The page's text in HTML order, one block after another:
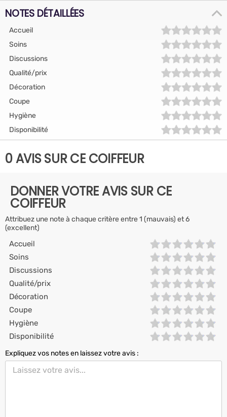
NOTES DÉTAILLÉES
Accueil
Soins
Discussions
Qualité/prix
Décoration
Coupe
Hygiène
Disponibilité
0 AVIS SUR CE COIFFEUR
DONNER VOTRE AVIS SUR CE
COIFFEUR
Attribuez une note à chaque critère entre 1 (mauvais) et 6
(excellent)
Accueil
Soins
Discussions
Qualité/prix
Décoration
Coupe
Hygiène
Disponibilité
Expliquez vos notes en laissez votre avis :